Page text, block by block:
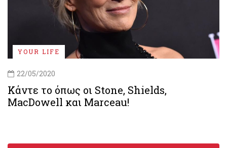
YOUR LIFE
22/05/2020
Κάντε το όπως οι Stone, Shields,
MacDowell και Marceau!